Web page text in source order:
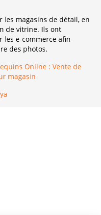
les magasins de détail, en
de vitrine. Ils ont
e-commerce afin
des photos.
Online : Vente de
magasin